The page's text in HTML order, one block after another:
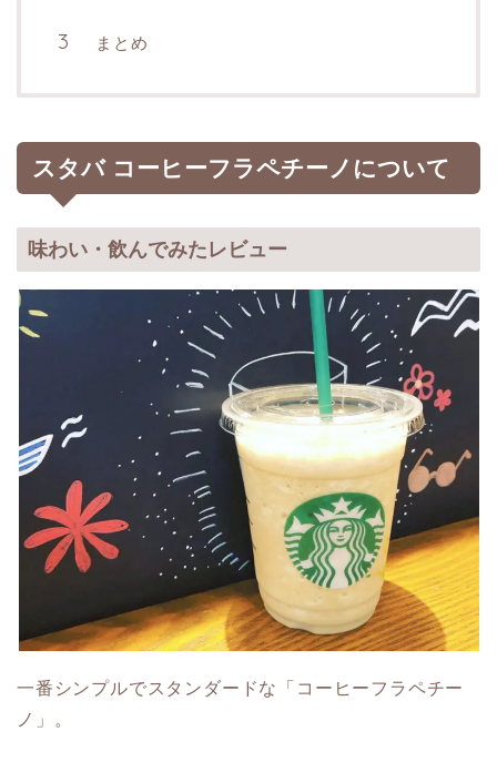
まとめ
スタバ コーヒーフラペチーノについて
味わい・飲んでみたレビュー
一番シンプルでスタンダードな「コーヒーフラペチー
ノ」。